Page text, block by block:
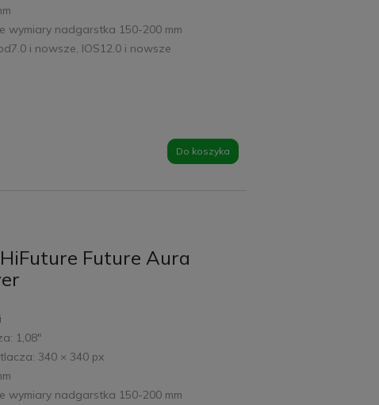
wymiary nadgarstka 150-200 mm
i nowsze, IOS12.0 i nowsze
Do koszyka
Future Aura
1,08"
340 × 340 px
wymiary nadgarstka 150-200 mm